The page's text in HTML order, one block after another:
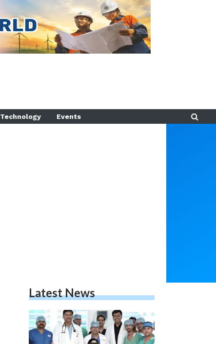
Technology Events
Latest News